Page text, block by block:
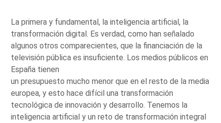
La primera y fundamental, la inteligencia artificial, la
transformación digital. Es verdad, como han señalado
algunos otros comparecientes, que la financiación de la
televisión pública es insuficiente. Los medios públicos en
España tienen
un presupuesto mucho menor que en el resto de la media
europea, y esto hace difícil una transformación
tecnológica de innovación y desarrollo. Tenemos la
inteligencia artificial y un reto de transformación integral